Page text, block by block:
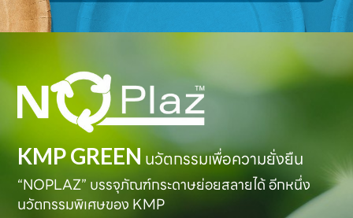
KMP GREEN นวัตกรรมเพื่อความยั่งยืน
“NOPLAZ” บรรจุภัณฑ์กระดาษย่อยสลายได้ อีกหนึ่ง
นวัตกรรมพิเศษของ KMP